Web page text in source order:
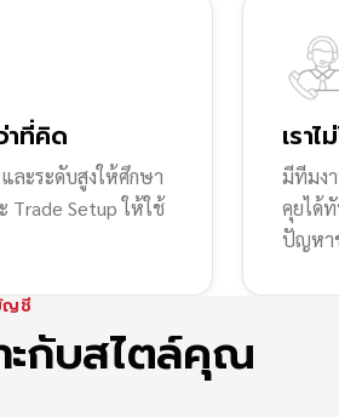
าที่คิด
ละระดับสูงให้ศึกษา
Trade Setup ให้ใช้
เรา
มีทีมง
คุยได้
ปัญหา
ญชี
ะกับสไตล์คุณ